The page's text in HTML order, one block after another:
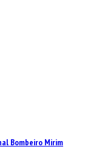
Bombeiro Mirim